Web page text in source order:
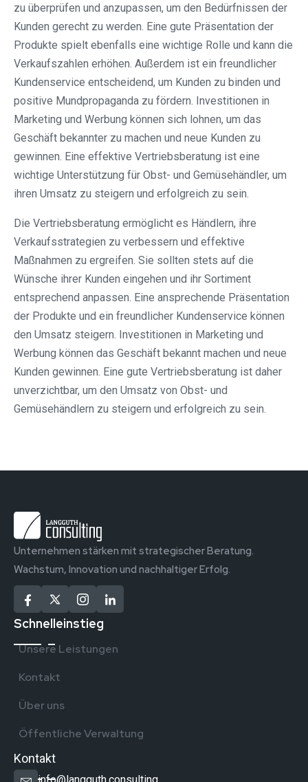
zu überprüfen und anzupassen, um den Bedürfnissen der
Kunden gerecht zu werden. Eine gute Präsentation der
Produkte spielt ebenfalls eine wichtige Rolle und kann die
Verkaufszahlen erhöhen. Außerdem ist ein freundlicher
Kundenservice entscheidend, um Kunden zu binden und
positive Mundpropaganda zu fördern. Investitionen in
Marketing und Werbung können sich lohnen, um das
Geschäft bekannter zu machen und neue Kunden zu
gewinnen. Eine effektive Vertriebsberatung ist eine
wichtige Unterstützung für Obst- und Gemüsehändler, um
ihren Umsatz zu steigern und erfolgreich zu sein.
Die Vertriebsberatung ermöglicht es Händlern, ihre
Verkaufsstrategien zu verbessern und effektive
Maßnahmen zu ergreifen. Sie sollten stets auf die
Wünsche ihrer Kunden eingehen und ihr Sortiment
entsprechend anpassen. Eine ansprechende Präsentation
der Produkte und ein freundlicher Kundenservice können
den Umsatz steigern. Investitionen in Marketing und
Werbung können das Geschäft bekannt machen und neue
Kunden gewinnen. Eine gute Vertriebsberatung ist daher
unverzichtbar, um den Umsatz von Obst- und
Gemüsehändlern zu steigern und erfolgreich zu sein.
Unternehmen stärken mit strategischer Beratung.
Wachstum, Innovation und nachhaltiger Erfolg.
Schnelleinstieg
Unsere Leistungen
Kontakt
Über uns
Öffentliche Verwaltung
Kontakt
info@langguth.consulting